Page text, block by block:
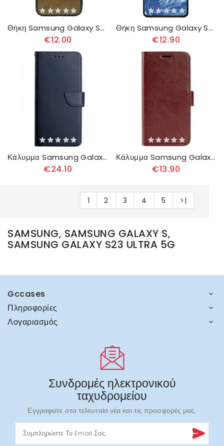
Θήκη Samsung Galaxy S23 Ultra 5G Εκλεπτυσμένο Δερμάτινο Εφέ
€12.00
Θήκη Samsung Galaxy S23 Ultra 5G Χρώματα Μαρμάρου Σκληρυμένο Γυαλί
€12.90
Κάλυμμα Samsung Galaxy S23 Ultra 5G Γνήσιο Δέρμα Nappa
€24.10
Κάλυμμα Samsung Galaxy S23 Ultra 5G Vintage Δερμάτινο Εφέ
€13.90
1 2 3 4 5 >|
SAMSUNG, SAMSUNG GALAXY S,
SAMSUNG GALAXY S23 ULTRA 5G
Gccases
Πληροφορίες
Λογαριασμός
Συνδρομές ηλεκτρονικού
ταχυδρομείου
Εγγραφείτε στα τελευταία νέα και τις προσφορές μας.